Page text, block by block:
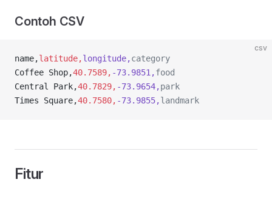
Contoh CSV
csv
name,latitude,longitude,category
Coffee Shop,40.7589, -73.9851,food
Central Park,40.7829, -73.9654,park
Times Square,40.7580, -73.9855,landmark
Fitur